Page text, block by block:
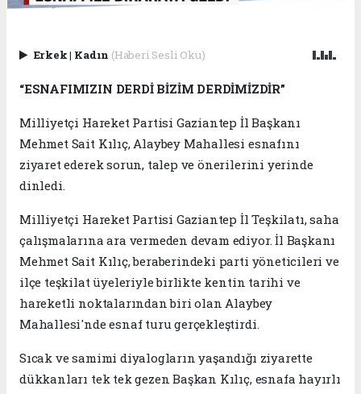
Erkek| Kadın (Haberi Sesli Oku)
“ESNAFIMIZIN DERDİ BİZİM DERDİMİZDİR”
Milliyetçi Hareket Partisi Gaziantep İl Başkanı
Mehmet Sait Kılıç, Alaybey Mahallesi esnafını
ziyaret ederek sorun, talep ve önerilerini yerinde
dinledi.
Milliyetçi Hareket Partisi Gaziantep İl Teşkilatı, saha
çalışmalarına ara vermeden devam ediyor. İl Başkanı
Mehmet Sait Kılıç, beraberindeki parti yöneticileri ve
ilçe teşkilat üyeleriyle birlikte kentin tarihi ve
hareketli noktalarından biri olan Alaybey
Mahallesi'nde esnaf turu gerçekleştirdi.
Sıcak ve samimi diyalogların yaşandığı ziyarette
dükkanları tek tek gezen Başkan Kılıç, esnafa hayırlı